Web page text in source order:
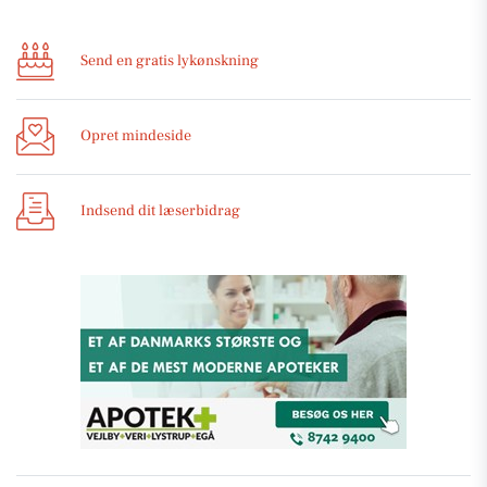
Send en gratis lykønskning
Opret mindeside
Indsend dit læserbidrag